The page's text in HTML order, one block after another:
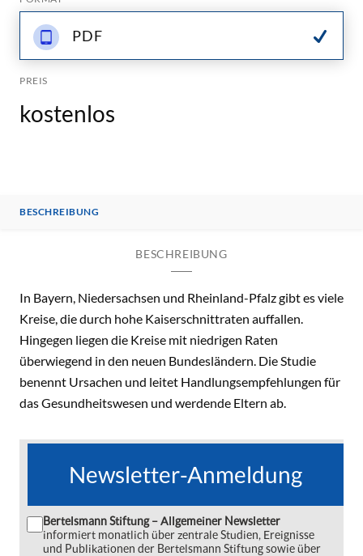
PDF
PREIS
kostenlos
BESCHREIBUNG
BESCHREIBUNG
In Bayern, Niedersachsen und Rheinland-Pfalz gibt es viele
Kreise, die durch hohe Kaiserschnittraten auffallen.
Hingegen liegen die Kreise mit niedrigen Raten
überwiegend in den neuen Bundesländern. Die Studie
benennt Ursachen und leitet Handlungsempfehlungen für
das Gesundheitswesen und werdende Eltern ab.
Newsletter-Anmeldung
Bertelsmann Stiftung – Allgemeiner Newsletter
informiert monatlich über zentrale Studien, Ereignisse
und Publikationen der Bertelsmann Stiftung sowie über